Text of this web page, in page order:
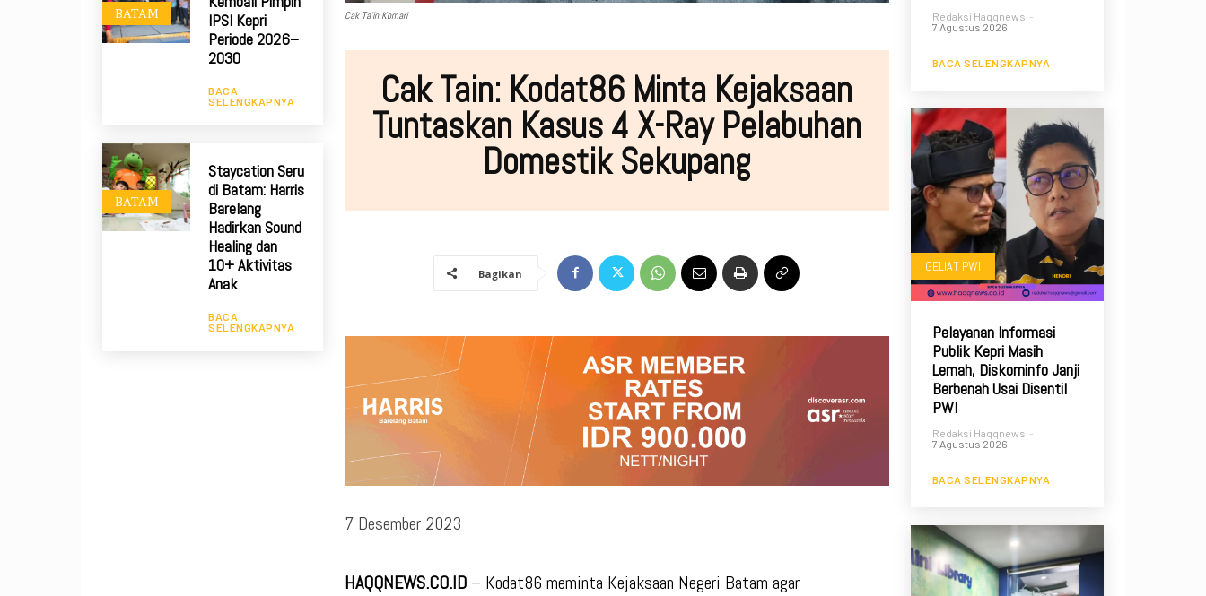
BATAM
IPSI Kepri
Periode 2026–
2030
BACA
SELENGKAPNYA
BATAM
Staycation Seru
di Batam: Harris
Barelang
Hadirkan Sound
Healing dan
10+ Aktivitas
Anak
BACA
SELENGKAPNYA
Cak Ta'in Komari
Cak Tain: Kodat86 Minta Kejaksaan
Tuntaskan Kasus 4 X-Ray Pelabuhan
Domestik Sekupang
Bagikan
7 Desember 2023
HAQQNEWS.CO.ID – Kodat86 meminta Kejaksaan Negeri Batam agar
Redaksi Haqqnews -
7 Agustus 2026
BACA SELENGKAPNYA
GELIAT PWI
Pelayanan Informasi
Publik Kepri Masih
Lemah, Diskominfo Janji
Berbenah Usai Disentil
PWI
Redaksi Haqqnews -
7 Agustus 2026
BACA SELENGKAPNYA